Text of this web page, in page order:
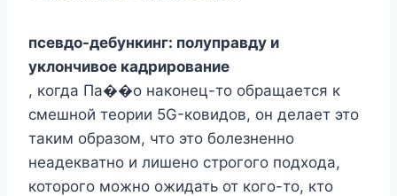
псевдо-дебункинг: полуправду и
уклончивое кадрирование
, когда Па��о наконец-то обращается к
смешной теории 5G-ковидов, он делает это
таким образом, что это болезненно
неадекватно и лишено строгого подхода,
которого можно ожидать от кого-то, кто